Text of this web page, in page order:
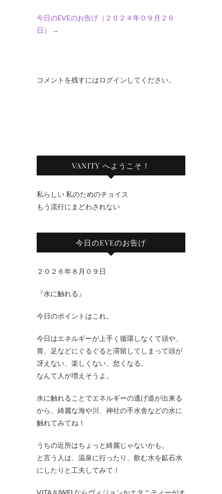
今日のEVEのお告げ（２０２４年０９月２６
日）
→
コメントを残すにはログインしてください。
VANITY へようこそ！
私らしい 私のためのチョイス
もう流行にまどわされない
今日のEVEのお告げ
２０２６年８月０９日
『水に触れる』
今日のポイントはこれ。
今日はエネルギーが上手く循環しなくて頭や、
胃、足などにぐるぐると滞留してしまって頭が
冴えない、楽しくない、怠くなる。
なんて人が増えそうよ。
水に触れることでエネルギーの逃げ道が出来る
から、綺麗な海や川、神社の手水舎などの水に
触れてみてね！
うちの近所はちょっと綺麗じゃないかも。
と言う人は、温泉に行ったり、飲む水を鉱石水
にしたりと工夫してみて！
VITAJUWELならヴィジョンかエタニティーがオ